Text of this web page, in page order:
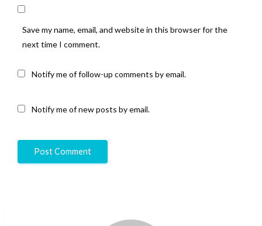
Save my name, email, and website in this browser for the
next time I comment.
Notify me of follow-up comments by email.
Notify me of new posts by email.